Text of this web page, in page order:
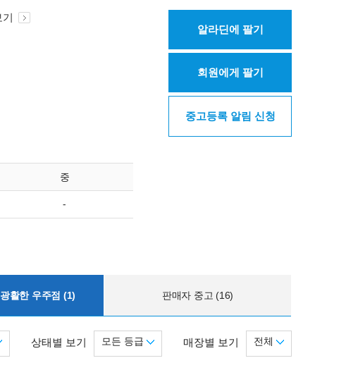
중
-
알라딘에 팔기
회원에게 팔기
중고등록 알림 신청
활한 우주점 (1) 판매자 중고 (16)
매장별 보기 전체
상태별 보기 모든 등급